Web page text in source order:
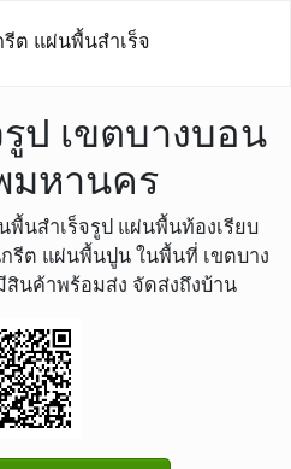
ต แผ่นพื้นสำเร็จ
ป เขตบางบอน
มหานคร
นสำเร็จรูป แผ่นพื้นท้องเรียบ
ต แผ่นพื้นปูน ในพื้นที่ เขตบาง
นค้าพร้อมส่ง จัดส่งถึงบ้าน